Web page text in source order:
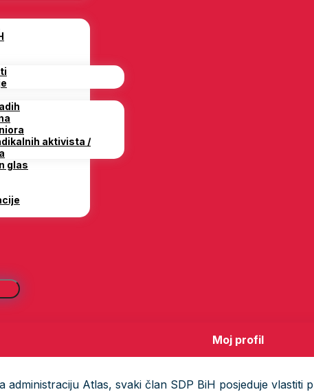
aktivista /
glas
Moj profil
administraciju Atlas, svaki član SDP BiH posjeduje vlastiti